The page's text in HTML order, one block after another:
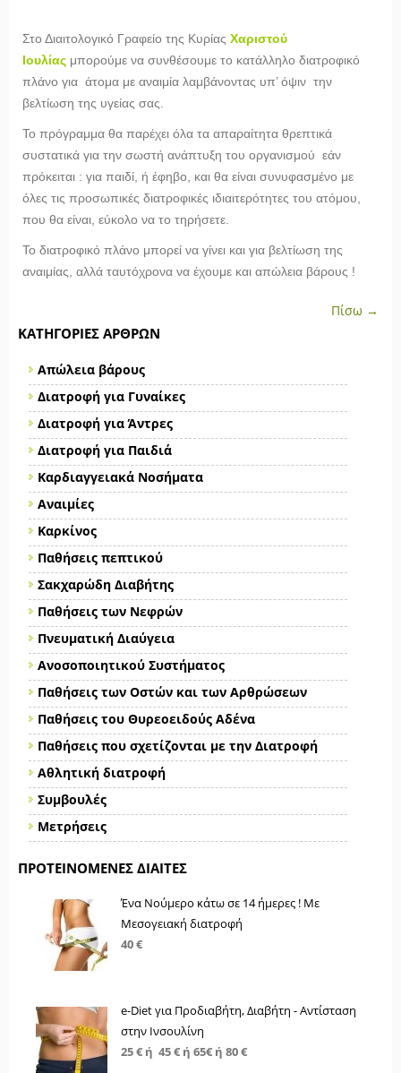
Στο Διαιτολογικό Γραφείο της Κυρίας Χαριστού
Ιουλίας μπορούμε να συνθέσουμε το κατάλληλο διατροφικό
πλάνο για άτομα με αναιμία λαμβάνοντας υπ’ όψιν την
βελτίωση της υγείας σας.
Το πρόγραμμα θα παρέχει όλα τα απαραίτητα θρεπτικά
συστατικά για την σωστή ανάπτυξη του οργανισμού εάν
πρόκειται : για παιδί, ή έφηβο, και θα είναι συνυφασμένο με
όλες τις προσωπικές διατροφικές ιδιαιτερότητες του ατόμου,
που θα είναι, εύκολο να το τηρήσετε.
Το διατροφικό πλάνο μπορεί να γίνει και για βελτίωση της
αναιμίας, αλλά ταυτόχρονα να έχουμε και απώλεια βάρους !
Πίσω →
ΚΑΤΗΓΟΡΊΕΣ ΆΡΘΡΩΝ
Απώλεια βάρους
Διατροφή για Γυναίκες
Διατροφή για Άντρες
Διατροφή για Παιδιά
Καρδιαγγειακά Νοσήματα
Αναιμίες
Καρκίνος
Παθήσεις πεπτικού
Σακχαρώδη Διαβήτης
Παθήσεις των Νεφρών
Πνευματική Διαύγεια
Ανοσοποιητικού Συστήματος
Παθήσεις των Οστών και των Αρθρώσεων
Παθήσεις του Θυρεοειδούς Αδένα
Παθήσεις που σχετίζονται με την Διατροφή
Αθλητική διατροφή
Συμβουλές
Μετρήσεις
ΠΡΟΤΕΙΝΌΜΕΝΕΣ ΔΊΑΙΤΕΣ
Ένα Νούμερο κάτω σε 14 ήμερες ! Με
Μεσογειακή διατροφή
40 €
e-Diet για Προδιαβήτη, Διαβήτη - Αντίσταση
στην Ινσουλίνη
25 € ή 45 € ή 65€ ή 80 €